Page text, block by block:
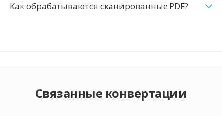
Как обрабатываются сканированные PDF?
Связанные конвертации